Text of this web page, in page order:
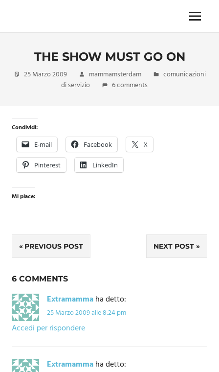
content
imprescindibile,
inevitabile
da
formato
monodose
nuova
confezione
migliorata
Menu
THE SHOW MUST GO ON
25 Marzo 2009 mammamsterdam
comunicazioni
di servizio
6 comments
Condividi:
E-mail Facebook X
Pinterest LinkedIn
Mi piace:
Navigazione
articoli
PREVIOUS POST NEXT POST
6 COMMENTS
Extramammaha detto:
25 Marzo 2009 alle 8:24 pm
Accedi per rispondere
Extramammaha detto: